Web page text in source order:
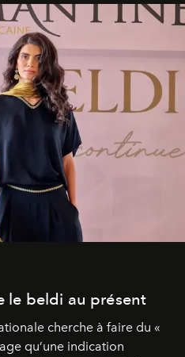
le beldi au présent
cherche à faire du «
qu’une indication